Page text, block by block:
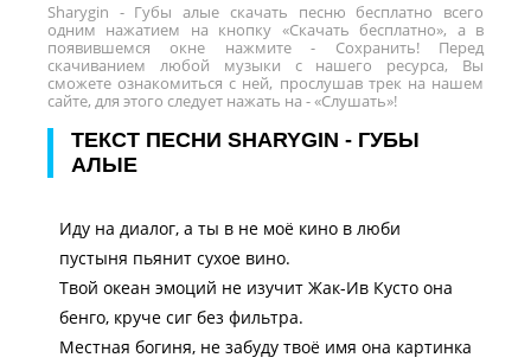
Sharygin - Губы алые скачать песню бесплатно всего
одним нажатием на кнопку «Скачать бесплатно», а в
появившемся окне нажмите - Сохранить! Перед
скачиванием любой музыки с нашего ресурса, Вы
сможете ознакомиться с ней, прослушав трек на нашем
сайте, для этого следует нажать на - «Слушать»!
ТЕКСТ ПЕСНИ SHARYGIN - ГУБЫ
АЛЫЕ
Иду на диалог, а ты в не моё кино в люби
пустыня пьянит сухое вино.
Твой океан эмоций не изучит Жак-Ив Кусто она
бенго, круче сиг без фильтра.
Местная богиня, не забуду твоё имя она картинка